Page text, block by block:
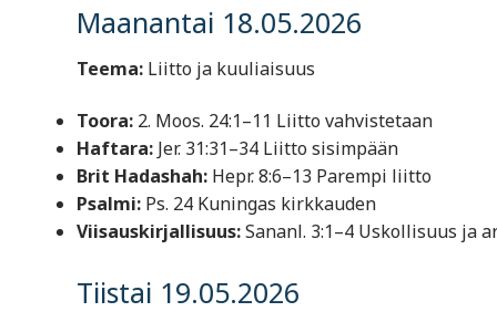
Maanantai 18.05.2026
Teema:Liitto ja kuuliaisuus
Toora:2. Moos. 24:1–11 Liitto vahvistetaan
Haftara:Jer. 31:31–34 Liitto sisimpään
Brit Hadashah:Hepr. 8:6–13 Parempi liitto
Psalmi:Ps. 24 Kuningas kirkkauden
Viisauskirjallisuus:Sananl. 3:1–4 Uskollisuus ja
Tiistai 19.05.2026